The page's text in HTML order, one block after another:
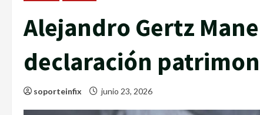
Alejandro Gertz
declaración
soporteinfix junio 23, 2026